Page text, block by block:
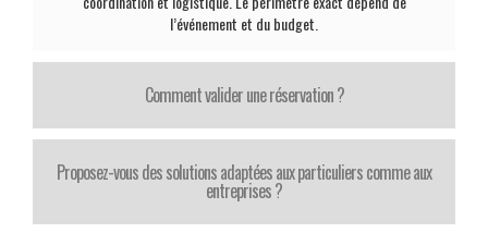
l’événement et du budget.
Comment valider une réservation ?
Proposez-vous des solutions adaptées aux particuliers comme aux
entreprises ?